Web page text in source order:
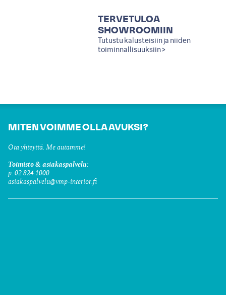
TERVETULOA
SHOWROOMIIN
Tutustu kalusteisiin ja niiden
toiminnallisuuksiin >
MITEN VOIMME OLLA AVUKSI?
Ota yhteyttä. Me autamme!
Toimisto & asiakaspalvelu:
p. 02 824 1000
asiakaspalvelu@vmp-interior.fi